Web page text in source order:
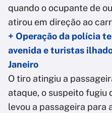
quando o ocupante de
atirou em direção ao
+ Operação da polícia
avenida e turistas
Janeiro
O tiro atingiu a
ataque, o suspeito fugiu
levou a passageira para